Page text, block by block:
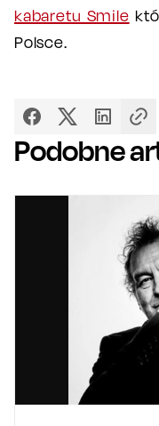
kabaretu Smile
Polsce.
Podobne